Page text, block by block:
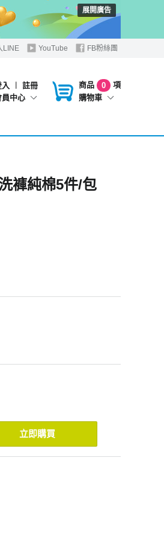
展開廣告
LINE YouTube FB粉絲團
︱
註冊
員中心
商品 0
項
購物車
褲純棉5件/包
立即購買